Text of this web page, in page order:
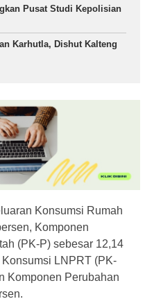
Pusat Studi Kepolisian
Karhutla, Dishut Kalteng
Konsumsi Rumah
Komponen
(PK-P) sebesar 12,14
LNPRT (PK-
Komponen Perubahan